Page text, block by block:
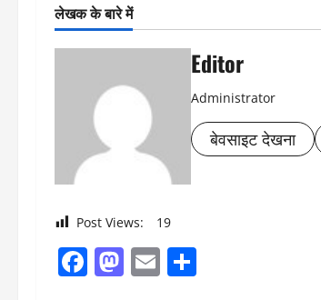
लेखक के बारे में
Editor
Administrator
बेवसाइट देखना
Post Views: 19
Facebook
Mastodon
Email